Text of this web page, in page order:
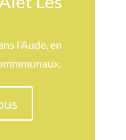
l’Aude, en